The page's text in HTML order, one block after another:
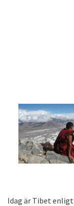
Idag är Tibet